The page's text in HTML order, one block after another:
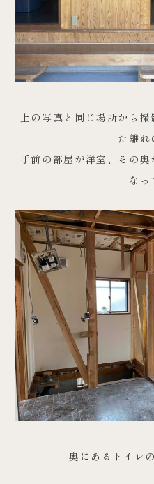
上の写真と同じ場所から
た離れ
手前の部屋が洋室、その
なっ
奥にあるトイレ